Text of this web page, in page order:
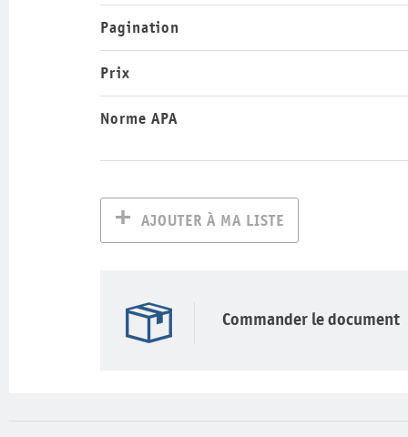
Pagination
Prix
Norme APA
AJOUTER À MA LISTE
Commander le document